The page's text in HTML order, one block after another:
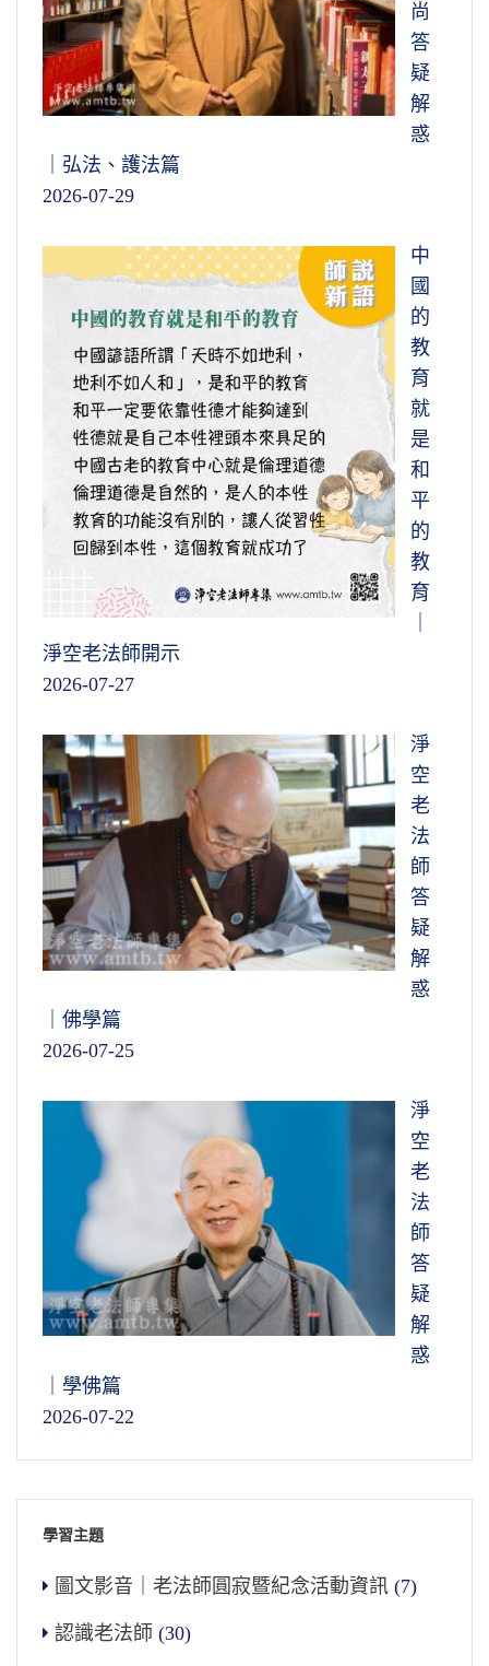
尚
答
疑
解
惑
｜弘法、護法篇
2026-07-29
中
國
的
教
育
就
是
和
平
的
教
育
淨空老法師開示
2026-07-27
淨
空
老
法
師
答
疑
解
惑
｜佛學篇
2026-07-25
淨
空
老
法
師
答
疑
解
惑
｜學佛篇
2026-07-22
學習主題
圖文影音｜老法師圓寂暨紀念活動資訊 (7)
認識老法師 (30)